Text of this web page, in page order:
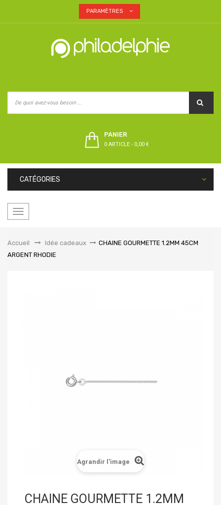
PARAMÈTRES
PANIER
0 ARTICLE - 0,00 €
CATÉGORIES
Basculer
Accueil
&gt;Idée cadeaux >
CHAINE GOURMETTE 1.2MM 45CM
ARGENT RHODIE
Agrandir l'image
CHAINE GOURMETTE 1.2MM